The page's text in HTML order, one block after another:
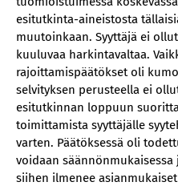
esitutkinta-aineistosta
muutoinkaan. Syyttäjä ei
kuuluvaa harkintavaltaa.
rajoittamispäätökset oli
selvityksen perusteella ei
esitutkinnan loppuun
toimittamista syyttäjälle
varten. Päätöksessä oli
voidaan
siihen ilmenee